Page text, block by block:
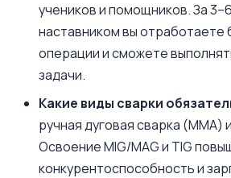
учеников и помощников. За
наставником вы отработаете
операции и сможете
задачи.
Какие виды сварки
ручная дуговая сварка (MMA)
Освоение MIG/MAG и TIG
конкурентоспособность и